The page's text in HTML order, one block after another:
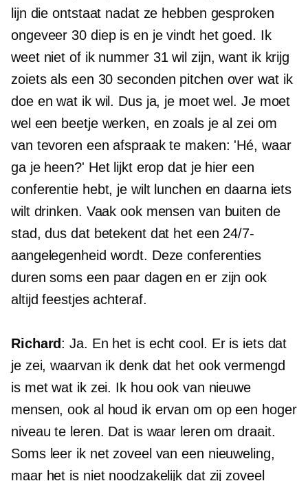
lijn die ontstaat nadat ze hebben gesproken
ongeveer 30 diep is en je vindt het goed. Ik
weet niet of ik nummer 31 wil zijn, want ik krijg
zoiets als een 30 seconden pitchen over wat ik
doe en wat ik wil. Dus ja, je moet wel. Je moet
wel een beetje werken, en zoals je al zei om
van tevoren een afspraak te maken: 'Hé, waar
ga je heen?' Het lijkt erop dat je hier een
conferentie hebt, je wilt lunchen en daarna iets
wilt drinken. Vaak ook mensen van buiten de
stad, dus dat betekent dat het een 24/7-
aangelegenheid wordt. Deze conferenties
duren soms een paar dagen en er zijn ook
altijd feestjes achteraf.
Richard: Ja. En het is echt cool. Er is iets dat
je zei, waarvan ik denk dat het ook vermengd
is met wat ik zei. Ik hou ook van nieuwe
mensen, ook al houd ik ervan om op een hoger
niveau te leren. Dat is waar leren om draait.
Soms leer ik net zoveel van een nieuweling,
maar het is niet noodzakelijk dat zij zoveel